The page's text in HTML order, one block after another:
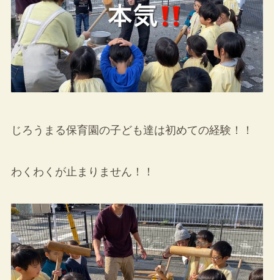
じろうまる保育園の子ども達は初めての経験！！
わくわくが止まりません！！